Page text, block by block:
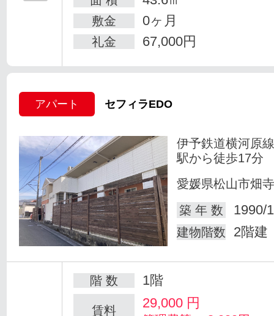
敷金 0ヶ月
礼金 67,000円
アパート セフィラEDO
伊予鉄道横河原
駅から徒歩17分
愛媛県松山市畑寺
築 年 数
1990/
建物階数 2階建
階 数 1階
賃料 29,000 円